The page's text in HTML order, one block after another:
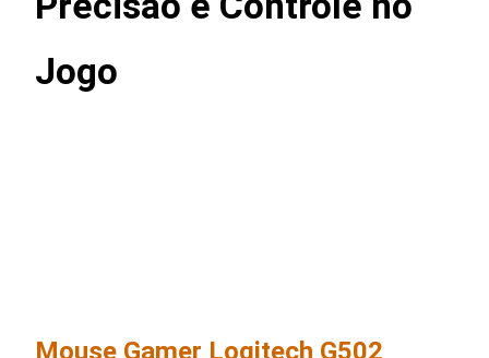
Jogo
Mouse Gamer Logitech G502